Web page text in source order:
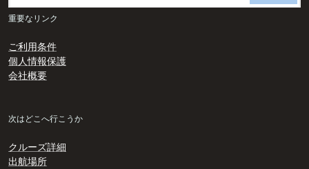
重要なリンク
ご利用条件
個人情報保護
会社概要
次はどこへ行こうか
クルーズ詳細
出航場所